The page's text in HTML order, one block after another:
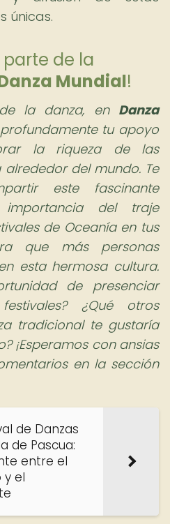
únicas.
parte de la
Mundial!
la danza, en Danza
tu apoyo
la riqueza de las
del mundo. Te
este fascinante
del traje
de Oceanía en tus
que más personas
esta hermosa cultura.
de presenciar
¿Qué otros
tradicional te gustaría
¡Esperamos con ansias
en la sección
de Danzas
de Pascua:
entre el
y el